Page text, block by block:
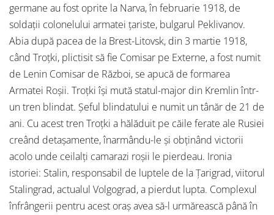
germane au fost oprite la Narva, în februarie 1918, de
soldații colonelului armatei țariste, bulgarul Peklivanov.
Abia după pacea de la Brest-Litovsk, din 3 martie 1918,
când Troțki, plictisit să fie Comisar pe Externe, a fost numit
de Lenin Comisar de Război, se apucă de formarea
Armatei Roșii. Troțki își mută statul-major din Kremlin într-
un tren blindat. Șeful blindatului e numit un tânăr de 21 de
ani. Cu acest tren Troțki a hălăduit pe căile ferate ale Rusiei
creând detașamente, înarmându-le și obținând victorii
acolo unde ceilalți camarazi roșii le pierdeau. Ironia
istoriei: Stalin, responsabil de luptele de la Țarigrad, viitorul
Stalingrad, actualul Volgograd, a pierdut lupta. Complexul
înfrângerii pentru acest oraș avea să-l urmărească până în